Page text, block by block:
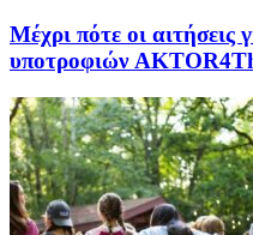
Μέχρι πότε οι αιτήσεις
υποτροφιών